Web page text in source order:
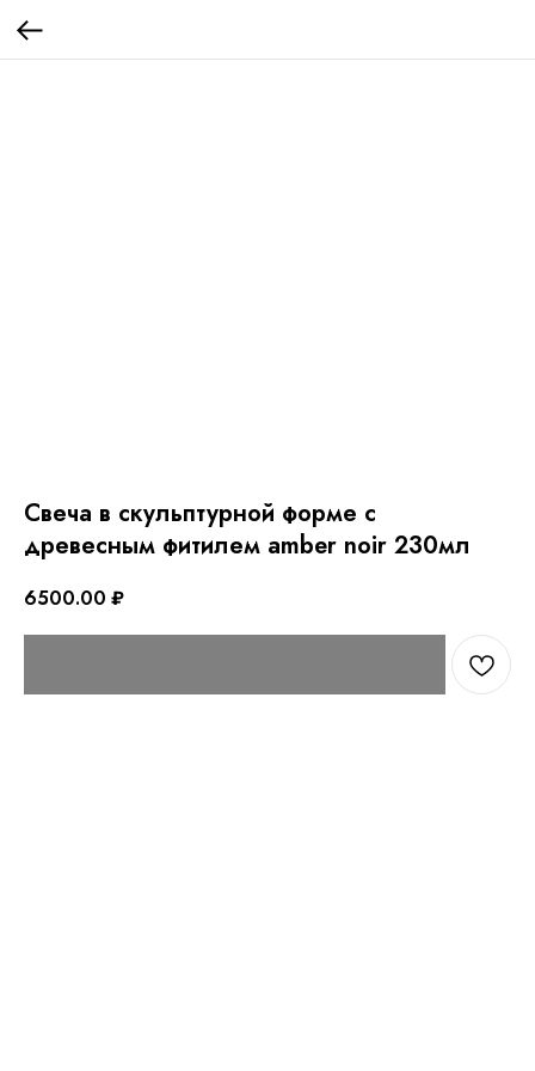
Свеча в скульптурной форме с
древесным фитилем amber noir 230мл
6500.00 ₽